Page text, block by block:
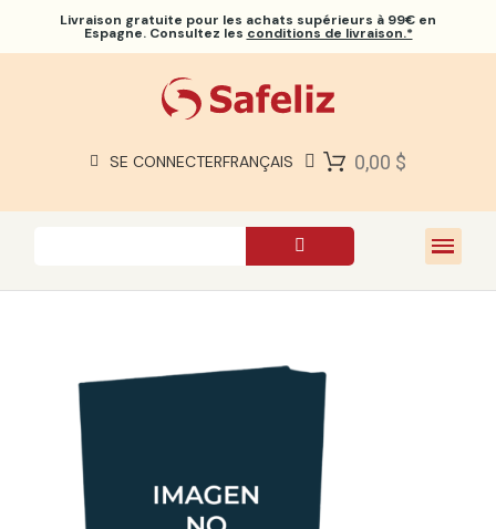
Livraison gratuite pour les achats supérieurs à 99€ en
Espagne. Consultez les conditions de livraison.*
SE CONNECTERFRANÇAIS 0,00 $
À PROPOS DE NOUS